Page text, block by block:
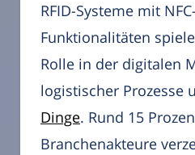
RFID-Systeme mit
Funktionalitäten
Rolle in der digitalen
logistischer Prozesse
Dinge. Rund 15
Branchenakteure